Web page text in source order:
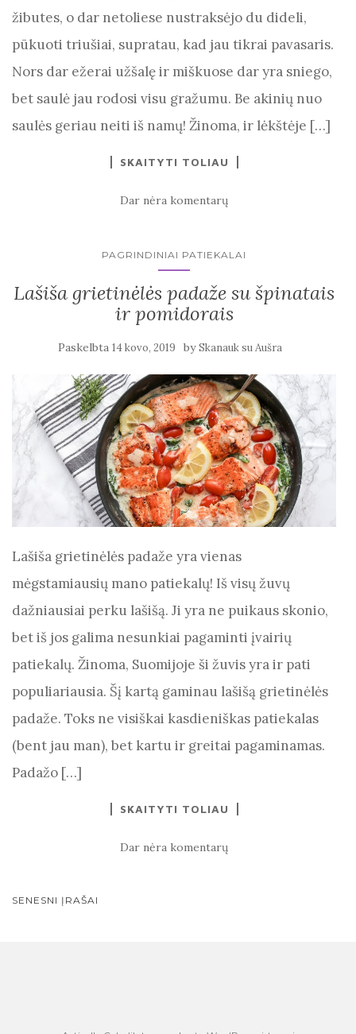
žibutes, o dar netoliese nustraksėjo du dideli,
pūkuoti triušiai, supratau, kad jau tikrai pavasaris.
Nors dar ežerai užšalę ir miškuose dar yra sniego,
bet saulė jau rodosi visu gražumu. Be akinių nuo
saulės geriau neiti iš namų! Žinoma, ir lėkštėje […]
SKAITYTI TOLIAU
Dar nėra komentarų
PAGRINDINIAI PATIEKALAI
Lašiša grietinėlės padaže su špinatais
ir pomidorais
Paskelbta 14 kovo, 2019 bySkanauk su Aušra
Lašiša grietinėlės padaže yra vienas
mėgstamiausių mano patiekalų! Iš visų žuvų
dažniausiai perku lašišą. Ji yra ne puikaus skonio,
bet iš jos galima nesunkiai pagaminti įvairių
patiekalų. Žinoma, Suomijoje ši žuvis yra ir pati
populiariausia. Šį kartą gaminau lašišą grietinėlės
padaže. Toks ne visiškai kasdieniškas patiekalas
(bent jau man), bet kartu ir greitai pagaminamas.
Padažo […]
SKAITYTI TOLIAU
Dar nėra komentarų
ĮRAŠŲ
SENESNI ĮRAŠAI